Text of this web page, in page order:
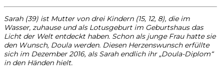
Sarah (39) ist Mutter von drei Kindern (15, 12, 8), die im
Wasser, zuhause und als Lotusgeburt im Geburtshaus das
Licht der Welt entdeckt haben. Schon als junge Frau hatte sie
den Wunsch, Doula werden. Diesen Herzenswunsch erfüllte
sich im Dezember 2016, als Sarah endlich ihr „Doula-Diplom“
in den Händen hielt.